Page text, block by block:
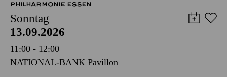
PHILHARMONIE ESSEN
Sonntag
13.09.2026
11:00 - 12:00
NATIONAL-BANK Pavillon